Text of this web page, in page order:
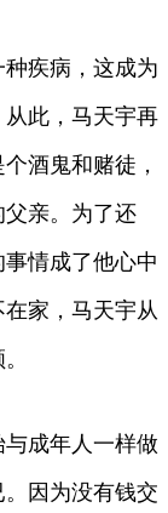
疾病，这成为
此，马天宇再
酒鬼和赌徒，
亲。为了还
情成了他心中
家，马天宇从
成年人一样做
因为没有钱交